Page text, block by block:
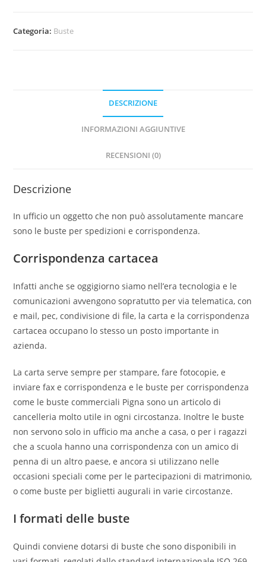
Categoria: Buste
DESCRIZIONE
INFORMAZIONI AGGIUNTIVE
RECENSIONI (0)
Descrizione
In ufficio un oggetto che non può assolutamente mancare
sono le buste per spedizioni e corrispondenza.
Corrispondenza cartacea
Infatti anche se oggigiorno siamo nell’era tecnologia e le
comunicazioni avvengono sopratutto per via telematica, con
e mail, pec, condivisione di file, la carta e la corrispondenza
cartacea occupano lo stesso un posto importante in
azienda.
La carta serve sempre per stampare, fare fotocopie, e
inviare fax e corrispondenza e le buste per corrispondenza
come le buste commerciali Pigna sono un articolo di
cancelleria molto utile in ogni circostanza. Inoltre le buste
non servono solo in ufficio ma anche a casa, o per i ragazzi
che a scuola hanno una corrispondenza con un amico di
penna di un altro paese, e ancora si utilizzano nelle
occasioni speciali come per le partecipazioni di matrimonio,
o come buste per biglietti augurali in varie circostanze.
I formati delle buste
Quindi conviene dotarsi di buste che sono disponibili in